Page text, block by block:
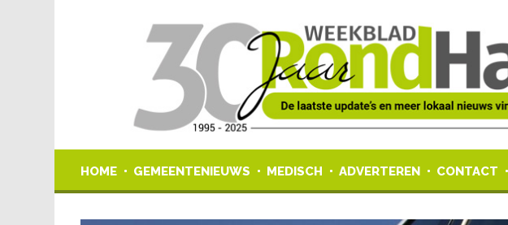
HOME GEMEENTENIEUWS MEDISCH ADVERTEREN CONTACT